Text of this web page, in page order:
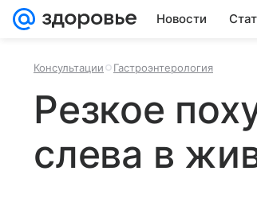
Новости
Консультации Гастроэнтерология
Резкое
слева в